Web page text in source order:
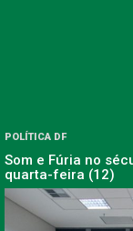
POLÍTICA DF
Som e Fúria no
quarta-feira (12)